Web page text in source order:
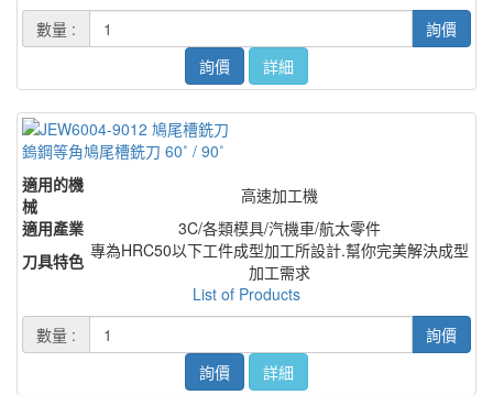
數量 :
詢價
詢價
詳細
鎢鋼等角鳩尾槽銑刀 60˚ / 90˚
適用的機
械
高速加工機
適用產業
3C/各類模具/汽機車/航太零件
刀具特色 專為HRC50以下工件成型加工所設計.幫你完美解決成型
加工需求
List of Products
數量 :
詢價
詢價
詳細